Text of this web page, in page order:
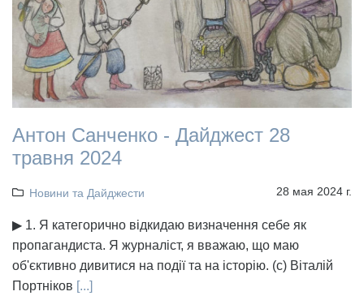
Антон Санченко - Дайджест 28
травня 2024
Новини та Дайджести 28 мая 2024 г.
▶ 1. Я категорично відкидаю визначення себе як
пропагандиста. Я журналіст, я вважаю, що маю
об'єктивно дивитися на події та на історію. (с) Віталій
Портніков [...]